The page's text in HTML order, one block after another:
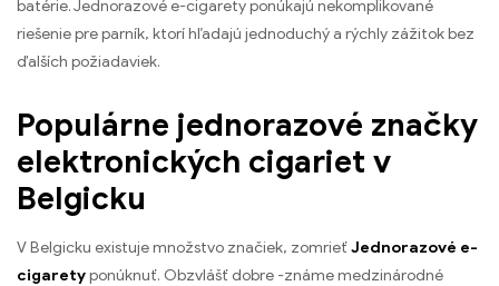
batérie. Jednorazové e-cigarety ponúkajú nekomplikované
riešenie pre parník, ktorí hľadajú jednoduchý a rýchly zážitok bez
ďalších požiadaviek.
Populárne jednorazové značky
elektronických cigariet v
Belgicku
V Belgicku existuje množstvo značiek, zomrieťJednorazové e-
cigaretyponúknuť. Obzvlášť dobre -známe medzinárodné